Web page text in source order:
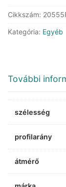
mennyiség
Cikkszám:
Kategória: Egyéb
További
szélesség
profilarány
átmérő